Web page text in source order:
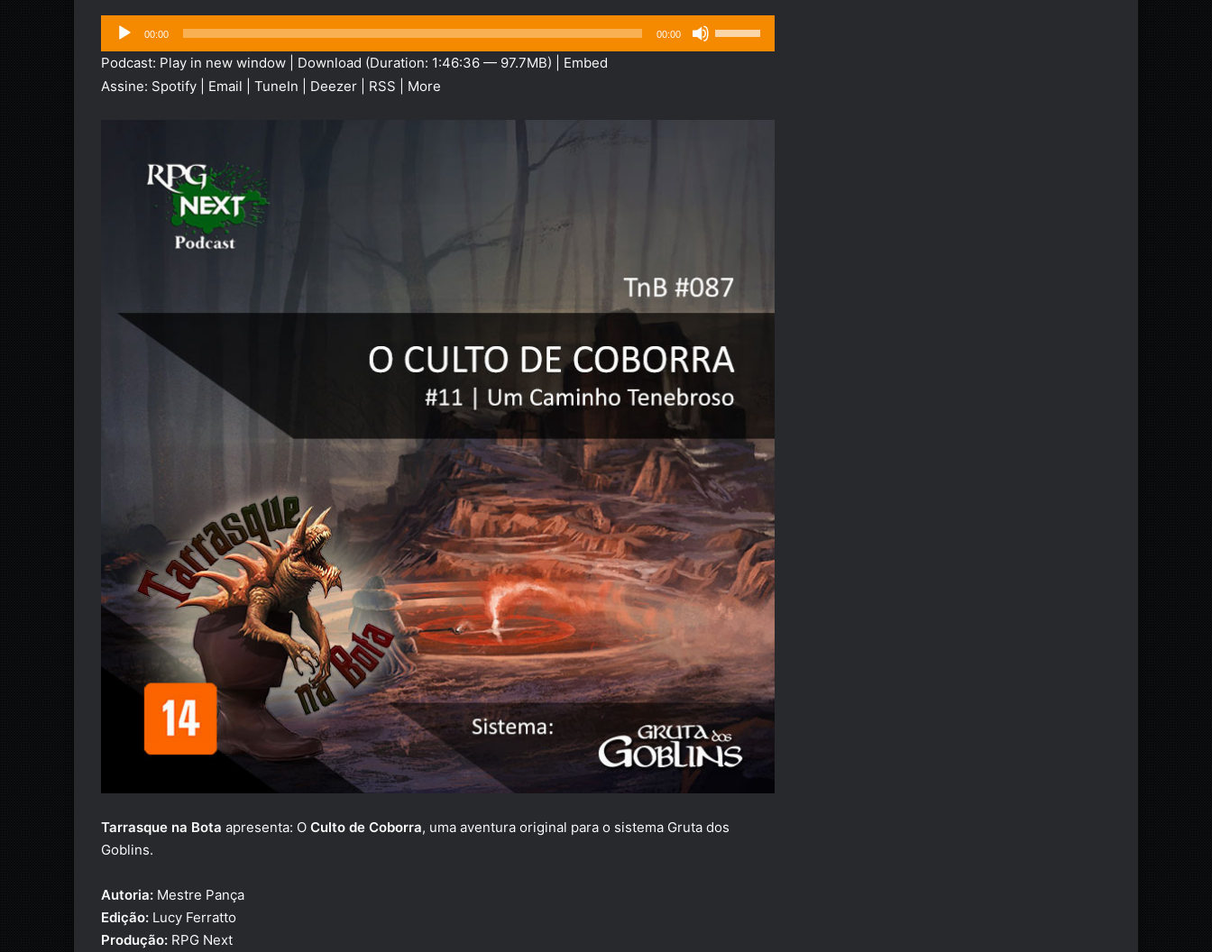
Tocador
de
áudio
00:00 00:00
as
o
volume.
Podcast: Play in new window Download (Duration: 1:46:36 — 97.7MB) | Embed
Assine: Spotify Email TuneIn Deezer RSS More
Tarrasque na Bota apresenta: O Culto de Coborra, uma aventura original para o sistema Gruta dos
Goblins.
Autoria: Mestre Pança
Edição: Lucy Ferratto
Produção: RPG Next